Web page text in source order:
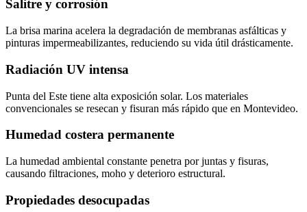
Salitre y corrosión
La brisa marina acelera la degradación de membranas asfálticas y
pinturas impermeabilizantes, reduciendo su vida útil drásticamente.
Radiación UV intensa
Punta del Este tiene alta exposición solar. Los materiales
convencionales se resecan y fisuran más rápido que en Montevideo.
Humedad costera permanente
La humedad ambiental constante penetra por juntas y fisuras,
causando filtraciones, moho y deterioro estructural.
Propiedades desocupadas